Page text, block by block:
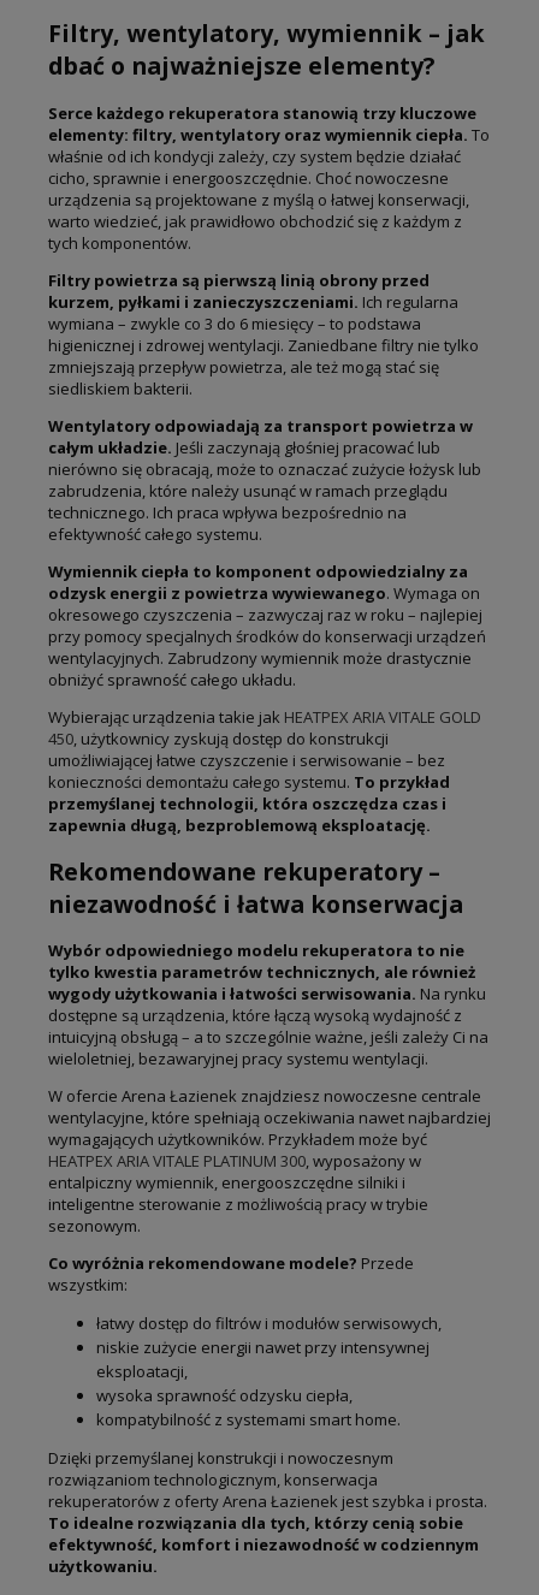
Filtry, wentylatory, wymiennik – jak
dbać o najważniejsze elementy?
Serce każdego rekuperatora stanowią trzy kluczowe
elementy: filtry, wentylatory oraz wymiennik ciepła. To
właśnie od ich kondycji zależy, czy system będzie działać
cicho, sprawnie i energooszczędnie. Choć nowoczesne
urządzenia są projektowane z myślą o łatwej konserwacji,
warto wiedzieć, jak prawidłowo obchodzić się z każdym z
tych komponentów.
Filtry powietrza są pierwszą linią obrony przed
kurzem, pyłkami i zanieczyszczeniami. Ich regularna
wymiana – zwykle co 3 do 6 miesięcy – to podstawa
higienicznej i zdrowej wentylacji. Zaniedbane filtry nie tylko
zmniejszają przepływ powietrza, ale też mogą stać się
siedliskiem bakterii.
Wentylatory odpowiadają za transport powietrza w
całym układzie. Jeśli zaczynają głośniej pracować lub
nierówno się obracają, może to oznaczać zużycie łożysk lub
zabrudzenia, które należy usunąć w ramach przeglądu
technicznego. Ich praca wpływa bezpośrednio na
efektywność całego systemu.
Wymiennik ciepła to komponent odpowiedzialny za
odzysk energii z powietrza wywiewanego. Wymaga on
okresowego czyszczenia – zazwyczaj raz w roku – najlepiej
przy pomocy specjalnych środków do konserwacji urządzeń
wentylacyjnych. Zabrudzony wymiennik może drastycznie
obniżyć sprawność całego układu.
Wybierając urządzenia takie jak HEATPEX ARIA VITALE GOLD
450 , użytkownicy zyskują dostęp do konstrukcji
umożliwiającej łatwe czyszczenie i serwisowanie – bez
konieczności demontażu całego systemu. To przykład
przemyślanej technologii, która oszczędza czas i
zapewnia długą, bezproblemową eksploatację.
Rekomendowane rekuperatory –
niezawodność i łatwa konserwacja
Wybór odpowiedniego modelu rekuperatora to nie
tylko kwestia parametrów technicznych, ale również
wygody użytkowania i łatwości serwisowania. Na rynku
dostępne są urządzenia, które łączą wysoką wydajność z
intuicyjną obsługą – a to szczególnie ważne, jeśli zależy Ci na
wieloletniej, bezawaryjnej pracy systemu wentylacji.
W ofercie Arena Łazienek znajdziesz nowoczesne centrale
wentylacyjne, które spełniają oczekiwania nawet najbardziej
wymagających użytkowników. Przykładem może być
HEATPEX ARIA VITALE PLATINUM 300, wyposażony w
entalpiczny wymiennik, energooszczędne silniki i
inteligentne sterowanie z możliwością pracy w trybie
sezonowym.
Co wyróżnia rekomendowane modele? Przede
wszystkim:
łatwy dostęp do filtrów i modułów serwisowych,
niskie zużycie energii nawet przy intensywnej
eksploatacji,
wysoka sprawność odzysku ciepła,
kompatybilność z systemami smart home.
Dzięki przemyślanej konstrukcji i nowoczesnym
rozwiązaniom technologicznym, konserwacja
rekuperatorów z oferty Arena Łazienek jest szybka i prosta.
To idealne rozwiązania dla tych, którzy cenią sobie
efektywność, komfort i niezawodność w codziennym
użytkowaniu.